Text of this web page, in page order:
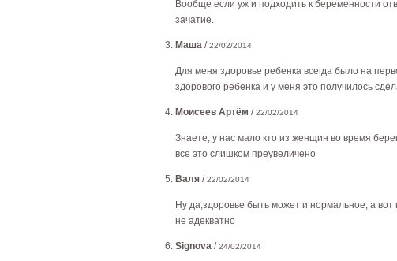
Вообще если уж и подходить к беременности
зачатие.
Маша /22/02/2014
Для меня здоровье ребенка всегда было на
здорового ребенка и у меня это получилось
Моисеев Артём /22/02/2014
Знаете, у нас мало кто из женщин во время
все это слишком преувеличено
Валя /22/02/2014
Ну да,здоровье быть может и нормальное, а
не адекватно
Signova /24/02/2014